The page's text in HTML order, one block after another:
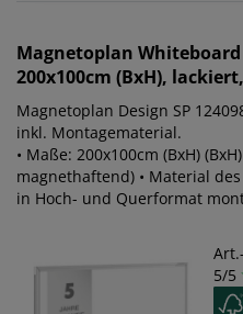
Magnetoplan Whiteboard
200x100cm (BxH),
Magnetoplan Design SP
inkl. Montagematerial.
• Maße: 200x100cm (BxH)
magnethaftend) • Material
in Hoch- und Querformat
5/5